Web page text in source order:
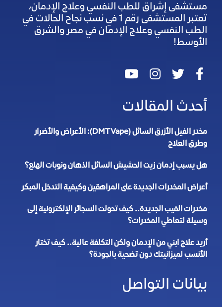
مستشفى إشراق للطب النفسي وعلاج الإدمان،
تعتبر المستشفى رقم 1 في نسب نجاح الحالات في
الطب النفسي وعلاج الإدمان في مصر والشرق
الأوسط!
أحدث المقالات
مخدر الفيل الأزرق السائل (DMT Vape): الأعراض والأضرار
وطرق العلاج
هل يسبب إدمان زيت الحشيش السائل الذهان ونوبات الهلع؟
أعراض المخدرات الجديدة على المراهقين وكيفية التدخل المبكر
مخدرات الفيب الجديدة.. كيف تحولت السجائر الإلكترونية إلى
وسيلة لتعاطي المخدرات؟
أريد علاج ابني من الإدمان ولكن التكلفة عالية.. كيف تختار
الأنسب لميزانيتك دون تضحية بالجودة؟
بيانات التواصل